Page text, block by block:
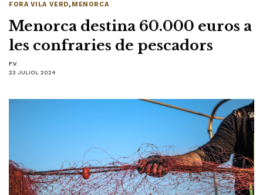
FORA VILA VERD, MENORCA
Menorca destina 60.000 euros a
les confraries de pescadors
F.V.
23 JULIOL 2024